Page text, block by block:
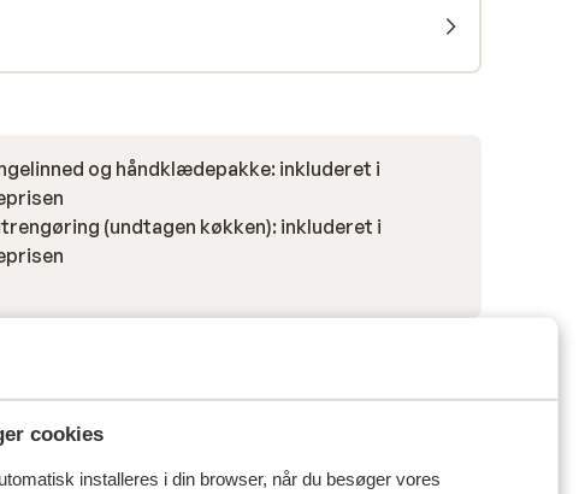
cookies
installeres i din browser, når du besøger vores
og håndklædepakke: inkluderet i
(undtagen køkken): inkluderet i